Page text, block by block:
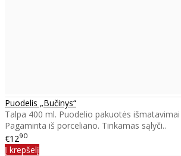
Puodelis „Bučinys“
Talpa 400 ml. Puodelio pakuotės
Pagaminta iš porceliano. Tinkamas sąlyči..
€1290
Į krepšelį